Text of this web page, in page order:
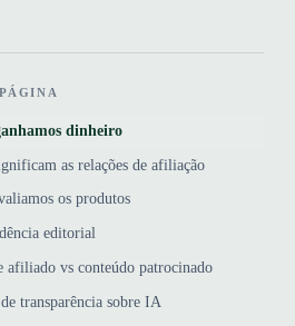
dinheiro
as relações de afiliação
os produtos
editorial
afiliado vs conteúdo patrocinado
transparência sobre IA